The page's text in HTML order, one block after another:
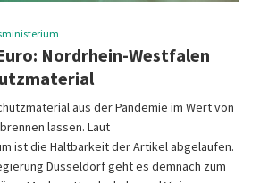
Nordrhein-Westfalen
aus der Pandemie im Wert von
lassen. Laut
ist die Haltbarkeit der Artikel abgelaufen.
Düsseldorf geht es demnach zum